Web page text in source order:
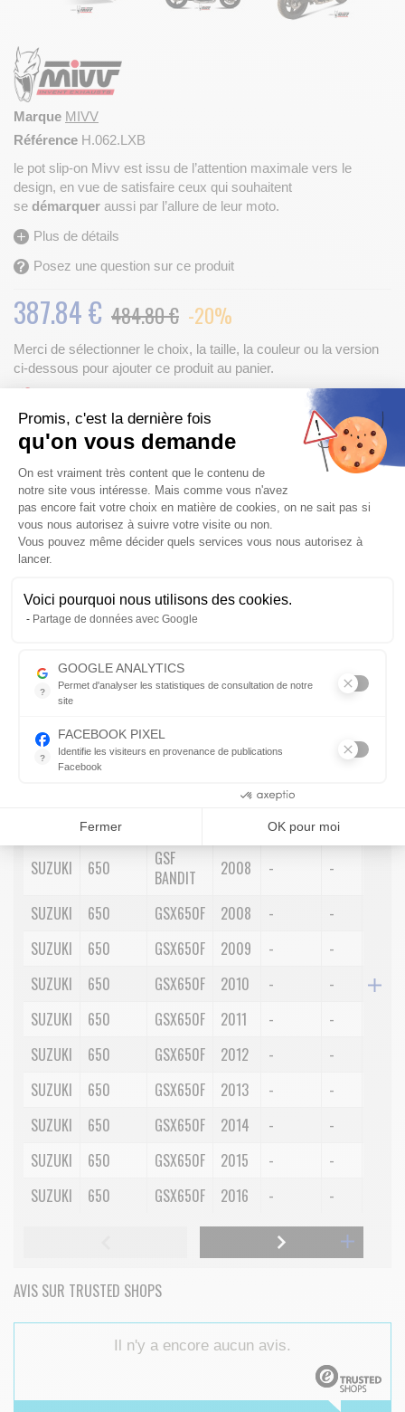
Marque MIVV
Référence H.062.LXB
le pot slip-on Mivv est issu de l’attention maximale vers le
design, en vue de satisfaire ceux qui souhaitent
se démarquer aussi par l’allure de leur moto.
Plus de détails
Posez une question sur ce produit
387.84€ 484.80 € -20%
Merci de sélectionner le choix, la taille, la couleur ou la version
ci-dessous pour ajouter ce produit au panier.
pour l’achat de ce produit
Finition :
Vérifier la compatibilité
Qté
Description détaillée
1.
Marque
2.
Cylindrée
3.
Modèle
Année
Position
Côté
RECHERCHER
SUZUKI 650
GSF
BANDIT
2008 - -
SUZUKI 650 GSX650F 2008 - -
SUZUKI
650 GSX650F 2009 - -
SUZUKI
650 GSX650F 2010 - -
-
SUZUKI
650 GSX650F 2011 - -
SUZUKI
650 GSX650F 2012 - -
SUZUKI
650 GSX650F 2013 - -
SUZUKI
650 GSX650F 2014 - -
SUZUKI
650 GSX650F 2015 - -
SUZUKI
650 GSX650F 2016 - -
AVIS SUR TRUSTED SHOPS
Il n'y a encore aucun avis.
Promis, c'est la dernière fois
qu'on vous demande
Plateforme de Gestion du
On est vraiment très content que le contenu de
notre site vous intéresse. Mais comme vous n'avez
pas encore fait votre choix en matière de cookies, on ne sait pas si
vous nous autorisez à suivre votre visite ou non.
Vous pouvez même décider quels services vous nous autorisez à
lancer.
Voici pourquoi nous utilisons des cookies.
Partage de données avec Google
?
GOOGLE ANALYTICS
Permet d'analyser les statistiques de consultation de notre
site
?
FACEBOOK PIXEL
Identifie les visiteurs en provenance de publications
Facebook
Fermer OK pour moi
Axeptio consent